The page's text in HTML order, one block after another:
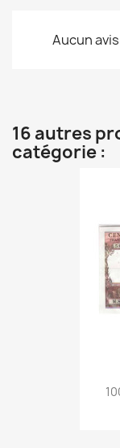
Aucun
16 autres
catégorie :